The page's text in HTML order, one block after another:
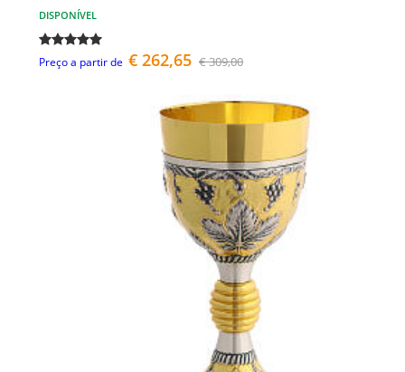
DISPONÍVEL
Preço a partir de € 262,65 € 309,00